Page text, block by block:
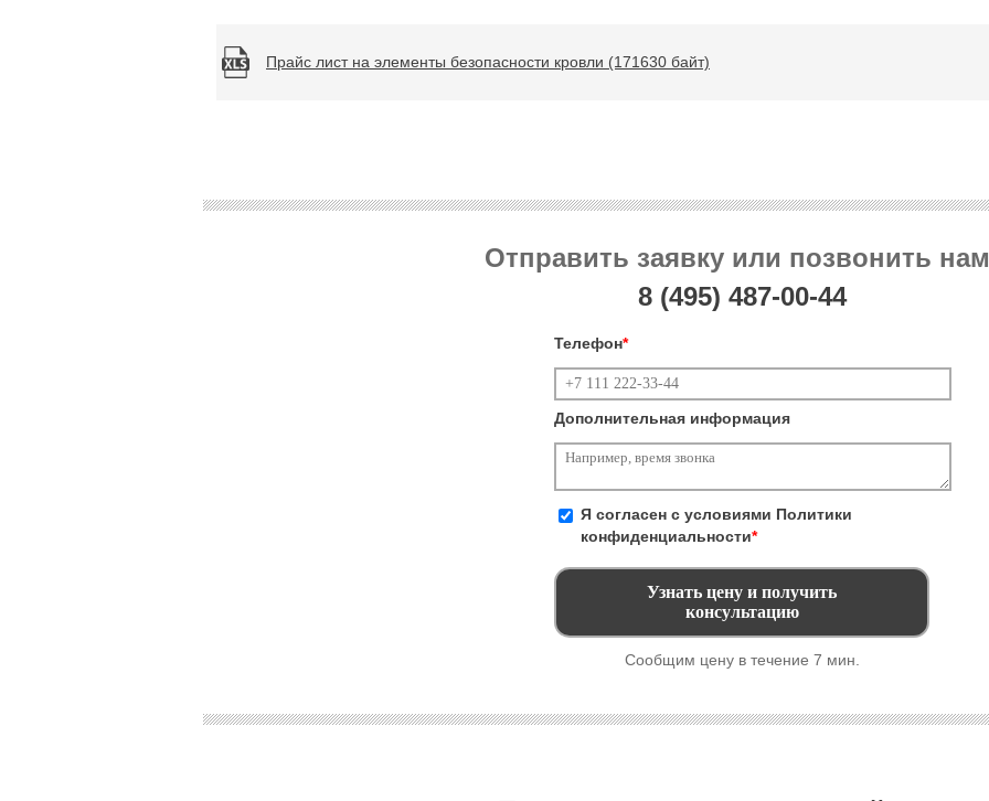
Прайс лист на элементы безопасности кровли (171630 байт)
Отправить заявку или позвонить
8 (495) 487-00-44
Телефон*
Дополнительная информация
Я согласен с условиями Политики
конфиденциальности*
Сообщим цену в течение 7 мин.